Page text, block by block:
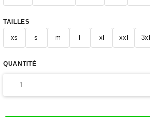
TAILLES
xs s m l xl xxl 3xl
QUANTITÉ